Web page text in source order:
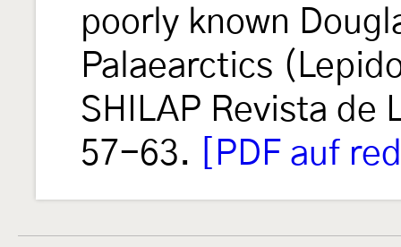
poorly known
Palaearctics
SHILAP Revista
57-63.
[PDF auf